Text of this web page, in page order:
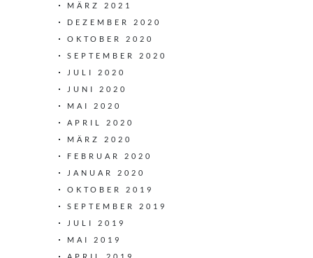
MÄRZ 2021
DEZEMBER 2020
OKTOBER 2020
SEPTEMBER 2020
JULI 2020
JUNI 2020
MAI 2020
APRIL 2020
MÄRZ 2020
FEBRUAR 2020
JANUAR 2020
OKTOBER 2019
SEPTEMBER 2019
JULI 2019
MAI 2019